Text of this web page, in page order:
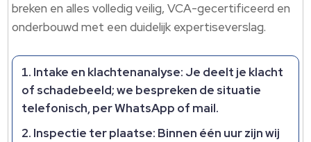
breken en alles volledig veilig, VCA-gecertificeerd en
onderbouwd met een duidelijk expertiseverslag.​
Intake en klachtenanalyse: Je deelt je klacht
of schadebeeld; we bespreken de situatie
telefonisch, per WhatsApp of mail.​
Inspectie ter plaatse: Binnen één uur zijn wij